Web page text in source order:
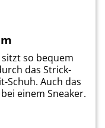
so bequem
das Strick-
Schuh. Auch das
einem Sneaker.